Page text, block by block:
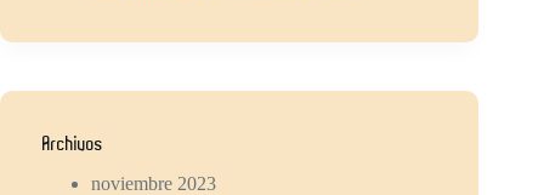
Archivos
noviembre 2023